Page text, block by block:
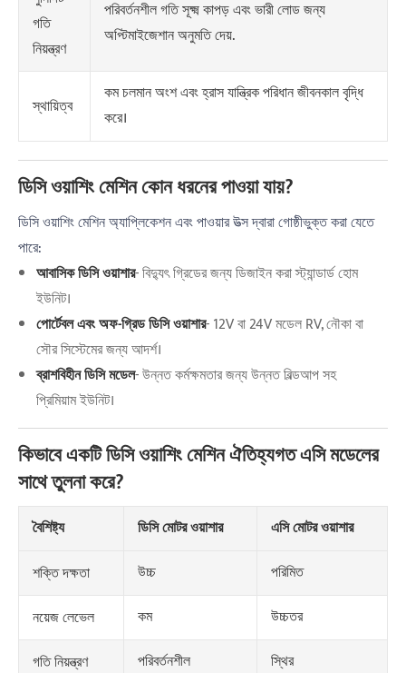
গতি
নিয়ন্ত্রণ
পরিবর্তনশীল গতি সূক্ষ্ম কাপড় এবং ভারী লোড জন্য
অপ্টিমাইজেশান অনুমতি দেয়.
স্থায়িত্ব
কম চলমান অংশ এবং হ্রাস যান্ত্রিক পরিধান জীবনকাল বৃদ্ধি
করে।
ডিসি ওয়াশিং মেশিন কোন ধরনের পাওয়া যায়?
ডিসি ওয়াশিং মেশিন অ্যাপ্লিকেশন এবং পাওয়ার উত্স দ্বারা গোষ্ঠীভুক্ত করা যেতে
পারে:
আবাসিক ডিসি ওয়াশার- বিদ্যুৎ গ্রিডের জন্য ডিজাইন করা স্ট্যান্ডার্ড হোম
ইউনিট।
পোর্টেবল এবং অফ-গ্রিড ডিসি ওয়াশার- 12V বা 24V মডেল RV, নৌকা বা
সৌর সিস্টেমের জন্য আদর্শ।
ব্রাশবিহীন ডিসি মডেল- উন্নত কর্মক্ষমতার জন্য উন্নত বিল্ডআপ সহ
প্রিমিয়াম ইউনিট।
কিভাবে একটি ডিসি ওয়াশিং মেশিন ঐতিহ্যগত এসি মডেলের
সাথে তুলনা করে?
বৈশিষ্ট্য ডিসি মোটর ওয়াশার এসি মোটর ওয়াশার
শক্তি দক্ষতা উচ্চ পরিমিত
নয়েজ লেভেল কম উচ্চতর
গতি নিয়ন্ত্রণ পরিবর্তনশীল স্থির